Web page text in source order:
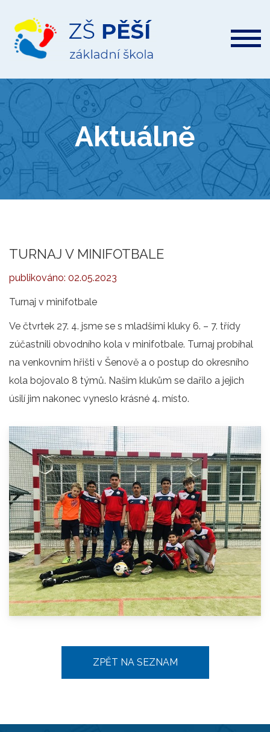
ZŠ
Pěší
Aktuálně
TURNAJ V MINIFOTBALE
publikováno: 02.05.2023
Turnaj v minifotbale
Ve čtvrtek 27. 4. jsme se s mladšími kluky 6. – 7. třídy
zúčastnili obvodního kola v minifotbale. Turnaj probíhal
na venkovním hřišti v Šenově a o postup do okresního
kola bojovalo 8 týmů. Našim klukům se dařilo a jejich
úsilí jim nakonec vyneslo krásné 4. místo.
ZPĚT NA SEZNAM